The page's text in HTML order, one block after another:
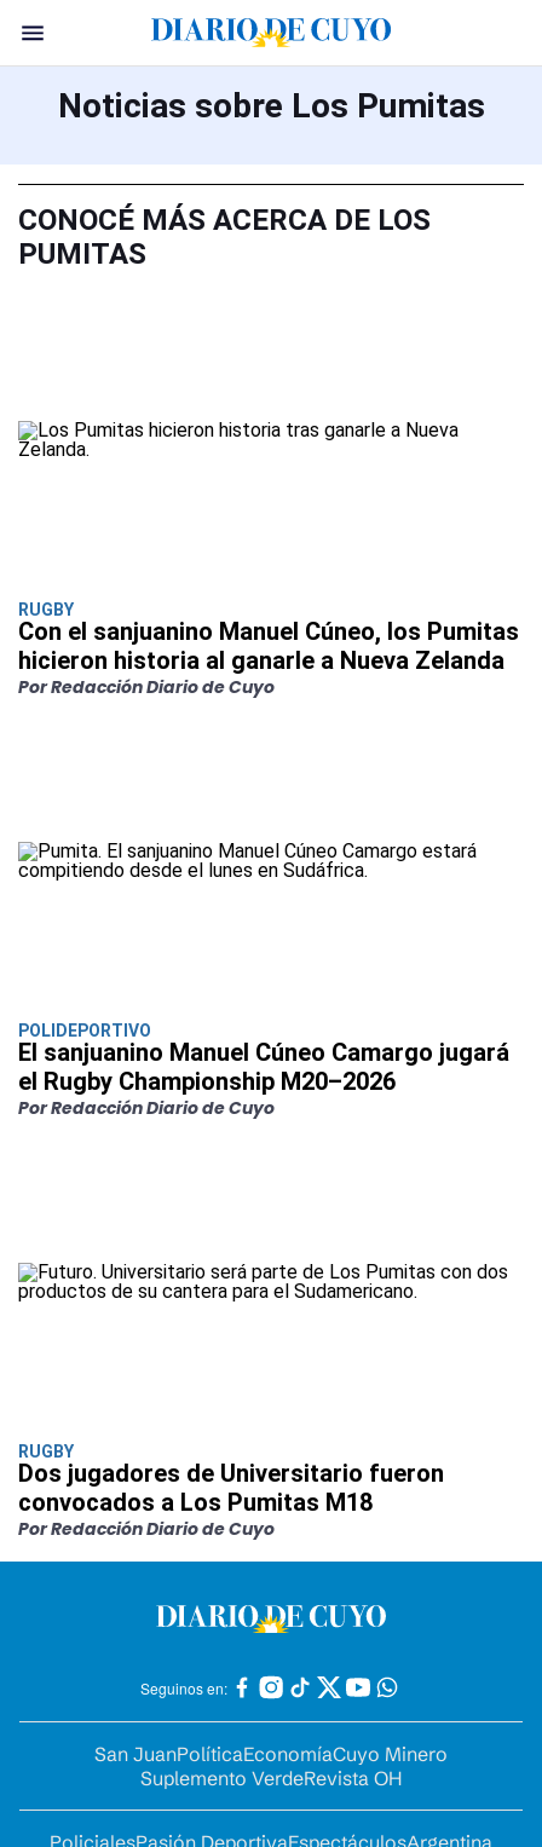
Noticias sobre Los Pumitas
CONOCÉ MÁS ACERCA DE LOS
PUMITAS
RUGBY
Con el sanjuanino Manuel Cúneo, los Pumitas
hicieron historia al ganarle a Nueva Zelanda
Por Redacción Diario de Cuyo
POLIDEPORTIVO
El sanjuanino Manuel Cúneo Camargo jugará
el Rugby Championship M20–2026
Por Redacción Diario de Cuyo
RUGBY
Dos jugadores de Universitario fueron
convocados a Los Pumitas M18
Por Redacción Diario de Cuyo
Seguinos en:
San JuanPolíticaEconomíaCuyo Minero
Suplemento VerdeRevista OH